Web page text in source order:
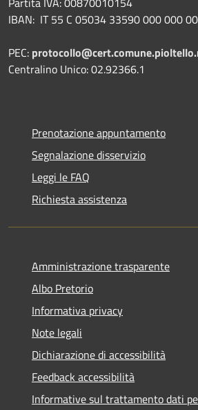
IBAN: IT 55 C 05034 33590 000 000
PEC:
Centralino Unico: 02.92366.1
Prenotazione appuntamento
Segnalazione disservizio
Leggi le FAQ
Richiesta assistenza
Amministrazione trasparente
Albo Pretorio
Informativa privacy
Note legali
Dichiarazione di accessibilità
Feedback accessibilità
Informative sul trattamento dati